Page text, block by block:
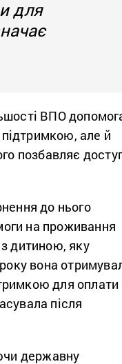
для
ВПО
але й
позбавляє
до нього
на проживання
дитиною, яку
вона
для оплати
після
державну